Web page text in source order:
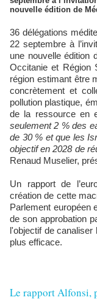
nouvelle édition de
36 délégations méditerranéennes se sont réunies à Marseille le
22 septembre à
une nouvelle édition
Occitanie et Région
région estimant être
concrètement et
pollution plastique,
de la ressource
seulement 2 % des
de 30 % et que les
objectif en 2028 de
Renaud Muselier,
Un rapport de
création de cette
Parlement européen
de son approbation
l'objectif de
plus efficace.
Le rapport Alfonsi,